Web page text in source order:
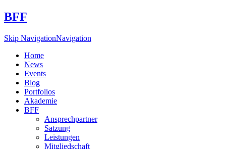
BFF
Skip NavigationNavigation
Home
News
Events
Blog
Portfolios
Akademie
BFF
Ansprechpartner
Satzung
Leistungen
Mitgliedschaft